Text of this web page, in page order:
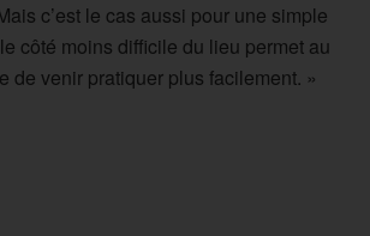
c’est le cas aussi pour une simple
côté moins difficile du lieu permet au
de venir pratiquer plus facilement. »